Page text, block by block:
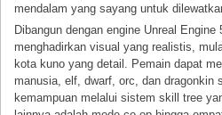
mendalam yang sayang untuk
Dibangun dengan engine Unreal Engine
menghadirkan visual yang realistis,
kota kuno yang detail. Pemain dapat
manusia, elf, dwarf, orc, dan dragonkin
kemampuan melalui sistem skill tree